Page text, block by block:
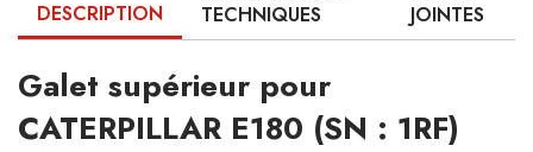
DESCRIPTION
TECHNIQUES
JOINTES
Galet supérieur pour
CATERPILLAR E180 (SN : 1RF)